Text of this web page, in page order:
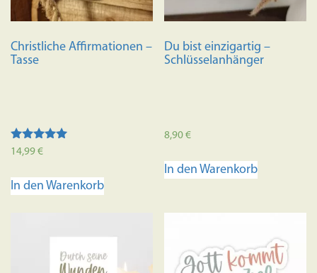
der
gewählt
Christliche Affirmationen –
Tasse
Bewertet mit
5.00
14,99€
In den Warenkorb
Du bist einzigartig –
Schlüsselanhänger
8,90€
In den Warenkorb